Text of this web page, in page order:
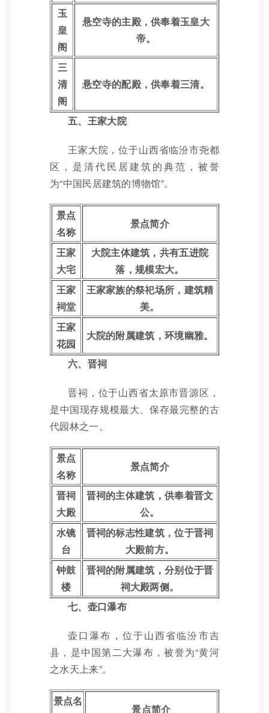
玉
皇
阁
悬空寺的主殿，供奉着玉皇大
帝。
三
清
阁
悬空寺的配殿，供奉着三清。
五、王家大院
王家大院，位于山西省临汾市尧都
区，是清代民居建筑的典范，被誉
为“中国民居建筑的博物馆”。
景点
名称
景点简介
王家
大宅
大院主体建筑，共有五进院
落，规模宏大。
王家
祠堂
王家家族的祭祀场所，建筑精
美。
王家
花园
大院的附属建筑，环境幽雅。
六、晋祠
晋祠，位于山西省太原市晋源区，
是中国现存规模最大、保存最完整的古
代园林之一。
景点
名称
景点简介
晋祠
大殿
晋祠的主体建筑，供奉着晋文
公。
水镜
台
晋祠的标志性建筑，位于晋祠
大殿前方。
钟鼓
楼
晋祠的附属建筑，分别位于晋
祠大殿两侧。
七、壶口瀑布
壶口瀑布，位于山西省临汾市吉
县，是中国第二大瀑布，被誉为“黄河
之水天上来”。
景点名
景点简介